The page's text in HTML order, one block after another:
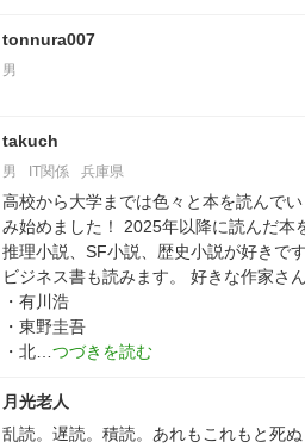
tonnura007
男
takuch
男 IT関係 兵庫県
高校から大学までは色々と本を読んで
み始めました！
2025年以降に読んだ本
推理小説、SF小説、歴史小説が好きです
ビジネス書も読みます。
好きな作家さん
・有川浩
・東野圭吾
・北
月光老人
乱読。遅読。積読。あれもこれもと死